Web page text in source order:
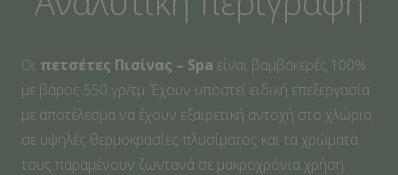
Dark
ποσότητα
Οι πετσέτες Πισίνας – Spa είναι βαμβακερές 100%
με βάρος 550 γρ/τμ. Έχουν υποστεί ειδική επεξεργασία
με αποτέλεσμα να έχουν εξαιρετική αντοχή στο χλώριο,
σε υψηλές θερμοκρασίες πλυσίματος και τα χρώματά
τους παραμένουν ζωντανά σε μακροχρόνια χρήση.